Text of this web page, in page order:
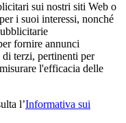
sui nostri siti Web o
i suoi interessi, nonché
fornire annunci
terzi, pertinenti per
l'efficacia delle
l’Informativa sui